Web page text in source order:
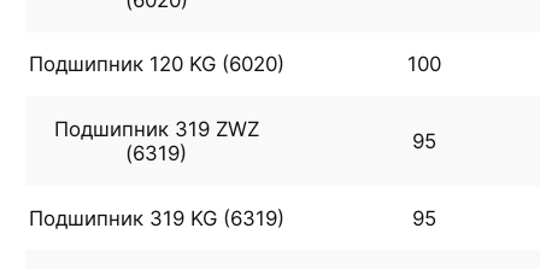
Подшипник 120 KG (6020) 100
Подшипник 319 ZWZ
(6319)
95
Подшипник 319 KG (6319) 95